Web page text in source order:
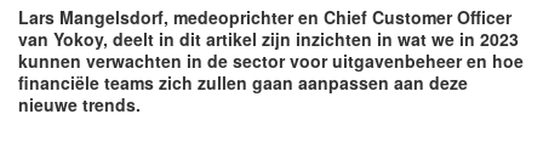
Lars Mangelsdorf, medeoprichter en Chief Customer Officer
van Yokoy, deelt in dit artikel zijn inzichten in wat we in 2023
kunnen verwachten in de sector voor uitgavenbeheer en hoe
financiële teams zich zullen gaan aanpassen aan deze
nieuwe trends.